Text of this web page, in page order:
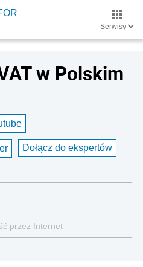
Serwisy
w Polskim
Dołącz do ekspertów
przez Internet